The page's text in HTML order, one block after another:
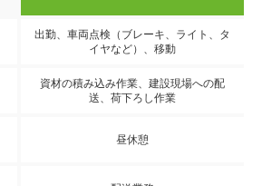
出勤、車両点検（ブレーキ、ライト、タ
イヤなど）、移動
資材の積み込み作業、建設現場への配
送、荷下ろし作業
昼休憩